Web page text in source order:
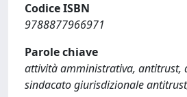
Codice ISBN
9788877966971
Parole chiave
attività amministrativa, antitrust,
sindacato giurisdizionale